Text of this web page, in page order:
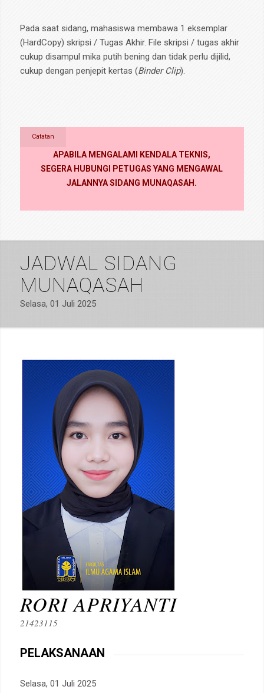
Pada saat sidang, mahasiswa membawa 1 eksemplar
(HardCopy) skripsi / Tugas Akhir. File skripsi / tugas akhir
cukup disampul mika putih bening dan tidak perlu dijilid,
cukup dengan penjepit kertas (Binder Clip).
Catatan
APABILA MENGALAMI KENDALA TEKNIS,
SEGERA HUBUNGI PETUGAS YANG MENGAWAL
JALANNYA SIDANG MUNAQASAH.
JADWAL SIDANG
MUNAQASAH
Selasa, 01 Juli 2025
RORI APRIYANTI
21423115
PELAKSANAAN
Selasa, 01 Juli 2025